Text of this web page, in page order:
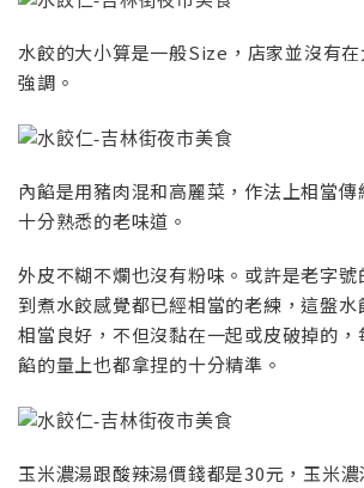
水餃的大小算是一般Size，店家並沒有
強調。
內餡是用豬肉混和高麗菜，作法上相當
十分熟悉的老味道。
外皮不糊不爛也沒有粉味。或許是老字號
到煮水餃感覺都已經相當的老練，這盤
相當良好，不但沒黏在一起或皮破掉的，
餡的量上也都拿捏的十分精準。
玉米濃湯跟酸辣湯價錢都是30元，玉米